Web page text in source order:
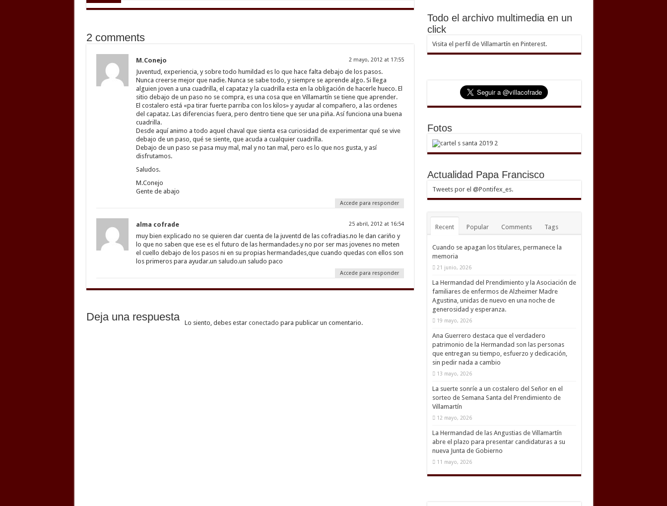
2 comments
M.Conejo 2 mayo, 2012 at 17:55
Juventud, experiencia, y sobre todo humildad es lo que hace falta debajo de los pasos.
Nunca creerse mejor que nadie. Nunca se sabe todo, y siempre se aprende algo. Si llega
alguien joven a una cuadrilla, el capataz y la cuadrilla esta en la obligación de hacerle hueco. El
sitio debajo de un paso no se compra, es una cosa que en Villamartín se tiene que aprender.
El costalero está «pa tirar fuerte parriba con los kilos» y ayudar al compañero, a las ordenes
del capataz. Las diferencias fuera, pero dentro tiene que ser una piña. Así funciona una buena
cuadrilla.
Desde aquí animo a todo aquel chaval que sienta esa curiosidad de experimentar qué se vive
debajo de un paso, qué se siente, que acuda a cualquier cuadrilla.
Debajo de un paso se pasa muy mal, mal y no tan mal, pero es lo que nos gusta, y así
disfrutamos.
Saludos.
M.Conejo
Gente de abajo
Accede para responder
alma cofrade 25 abril, 2012 at 16:54
muy bien explicado no se quieren dar cuenta de la juventd de las cofradias.no le dan cariño y
lo que no saben que ese es el futuro de las hermandades.y no por ser mas jovenes no meten
el cuello debajo de los pasos ni en su propias hermandades,que cuando quedas con ellos son
los primeros para ayudar.un saludo.un saludo paco
Accede para responder
Deja una respuesta Lo siento, debes estar conectado para publicar un comentario.
Todo el archivo multimedia en un
click
Visita el perfil de Villamartín en Pinterest.
Fotos
Actualidad Papa Francisco
Tweets por el @Pontifex_es.
Recent Popular Comments Tags
Cuando se apagan los titulares, permanece la
memoria
21 junio, 2026
La Hermandad del Prendimiento y la Asociación de
familiares de enfermos de Alzheimer Madre
Agustina, unidas de nuevo en una noche de
generosidad y esperanza.
19 mayo, 2026
Ana Guerrero destaca que el verdadero
patrimonio de la Hermandad son las personas
que entregan su tiempo, esfuerzo y dedicación,
sin pedir nada a cambio
13 mayo, 2026
La suerte sonríe a un costalero del Señor en el
sorteo de Semana Santa del Prendimiento de
Villamartín
12 mayo, 2026
La Hermandad de las Angustias de Villamartín
abre el plazo para presentar candidaturas a su
nueva Junta de Gobierno
11 mayo, 2026